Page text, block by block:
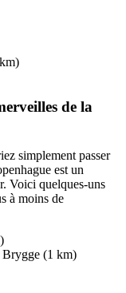
de la
simplement passer
est un
Voici quelques-uns
à moins de
Brygge (1 km)